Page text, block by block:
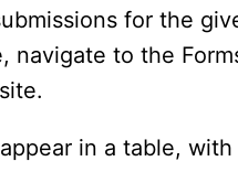
for the
navigate to the
in a table,